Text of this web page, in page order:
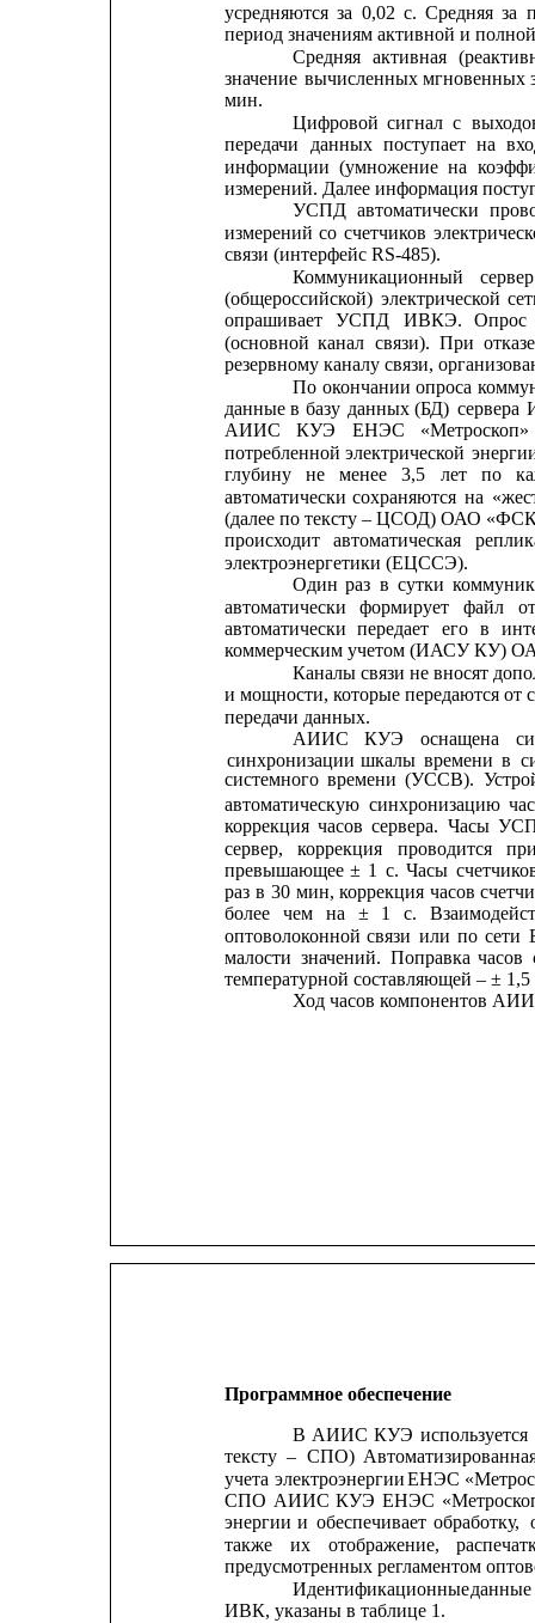
усредняются за 0,02 с. Средняя за
период значениям активной и
Средняя
активная
значение вычисленных мгновенных
мин.
Цифровой сигнал с
передачи
данных поступает на
информации (умножение на
измерений. Далее информация
УСПД автоматически
измерений со счетчиков
связи (интерфейс RS-485).
Коммуникационный
сервер
(общероссийской) электрической
опрашивает
УСПД ИВКЭ.
Опрос
(основной канал связи). При отказе
резервному каналу связи,
По окончании опроса
данные в базу данных (БД) сервера
АИИС
КУЭ ЕНЭС
«Метроскоп»
потребленной электрической
глубину
не менее 3,5 лет по
автоматически сохраняются на
(далее по тексту – ЦСОД) ОАО
происходит
автоматическая
электроэнергетики (ЕЦССЭ).
Один раз в сутки
автоматически
формирует файл
автоматически передает его в
коммерческим учетом (ИАСУ КУ)
Каналы связи не вносят
и мощности, которые передаются от
передачи данных.
АИИС
КУЭ оснащена
синхронизации шкалы времени в
системного времени (УССВ).
автоматическую синхронизацию
коррекция часов сервера. Часы
сервер,
коррекция проводится
превышающее ± 1 с. Часы
раз в 30 мин, коррекция часов
более
чем на ± 1 с.
оптоволоконной связи или по сети
малости значений. Поправка часов
температурной составляющей – ± 1,5
Ход часов компонентов
Программное обеспечение
В АИИС КУЭ используется
тексту – СПО)
учета электроэнергии ЕНЭС
СПО АИИС КУЭ ЕНЭС
энергии и обеспечивает обработку,
также
их отображение,
предусмотренных регламентом
Идентификационныеданные
ИВК, указаны в таблице 1.